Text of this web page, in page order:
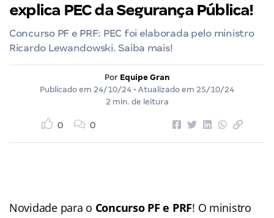
explica PEC da Segurança Pública!
Concurso PF e PRF: PEC foi elaborada pelo ministro
Ricardo Lewandowski. Saiba mais!
Por Equipe Gran
Publicado em 24/10/24 • Atualizado em 25/10/24
2 min. de leitura
0 0
Novidade para o Concurso PF e PRF! O ministro